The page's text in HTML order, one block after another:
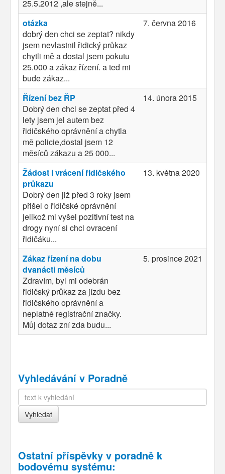
25.5.2012 ,ale stejně...
otázka
dobrý den chci se zeptat? nikdy
jsem nevlastnil řidický průkaz
chytli mě a dostal jsem pokutu
25.000 a zákaz řízení. a ted mi
bude zákaz...
7. června 2016
Řízení bez ŘP
Dobrý den chci se zeptat před 4
lety jsem jel autem bez
řidičského oprávnění a chytla
mě policie,dostal jsem 12
měsíců zákazu a 25 000...
14. února 2015
Žádost i vrácení řidičského
průkazu
Dobrý den již před 3 roky jsem
přišel o řidičské oprávnění
jelikož mi vyšel pozitivní test na
drogy nyní si chci ovracení
řidičáku...
13. května 2020
Zákaz řízení na dobu
dvanácti měsíců
Zdravím, byl mi odebrán
řidičský průkaz za jízdu bez
řidičského oprávnění a
neplatné registrační značky.
Můj dotaz zní zda budu...
5. prosince 2021
Vyhledávání v Poradně
Ostatní příspěvky v poradně k
bodovému systému: